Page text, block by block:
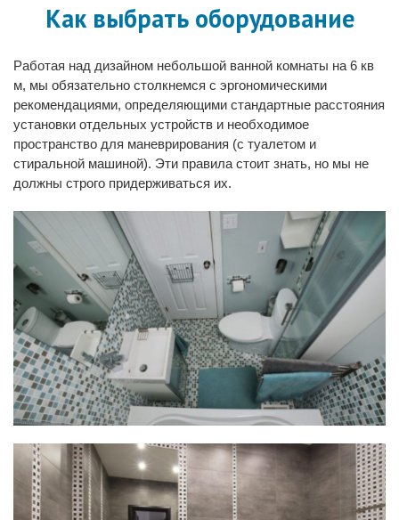
Как выбрать оборудование
Работая над дизайном небольшой ванной комнаты на 6 кв
м, мы обязательно столкнемся с эргономическими
рекомендациями, определяющими стандартные расстояния
установки отдельных устройств и необходимое
пространство для маневрирования (с туалетом и
стиральной машиной). Эти правила стоит знать, но мы не
должны строго придерживаться их.